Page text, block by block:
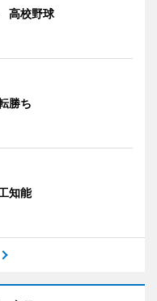
高校野球
勝ち
知能